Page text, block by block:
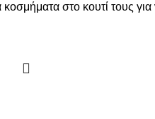
στο κουτί τους